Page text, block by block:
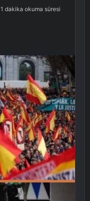
1 dakika okuma süresi